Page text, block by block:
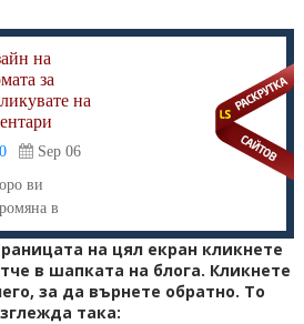
на
за
на
0
Sep 06
ви
в
на цял екран кликнете
в шапката на блога. Кликнете
за да върнете обратно. То
така: